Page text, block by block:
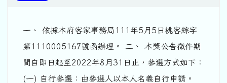
一、 依據本府客家事務局111年5月5日桃客綜字
第1110005167號函辦理。 二、 本獎公告徵件期
間自即日起至2022年8月31日止，參選方式如下：
(一) 自行參選：由參選人以本人名義自行申請。